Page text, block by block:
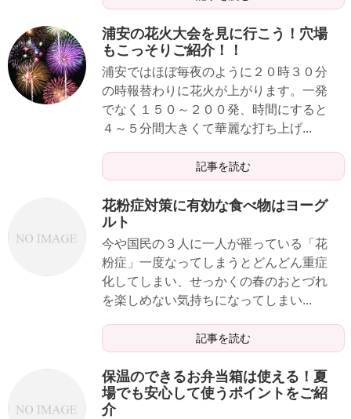
浦安の花火大会を見に行こう！穴場
もこっそりご紹介！！
浦安ではほぼ毎夜のように２０時３０分
の時報替わりに花火が上がります。一発
でなく１５０～２００発、時間にすると
４～５分間大きくて華麗な打ち上げ...
記事を読む
花粉症対策に有効な食べ物はヨーグ
ルト
今や国民の３人に一人が罹っている「花
粉症」一度なってしまうとどんどん重症
化してしまい、せっかくの春のおとづれ
を楽しめない気持ちになってしまい...
記事を読む
保温のできるお弁当箱は使える！夏
場でも安心して使うポイントをご紹
介